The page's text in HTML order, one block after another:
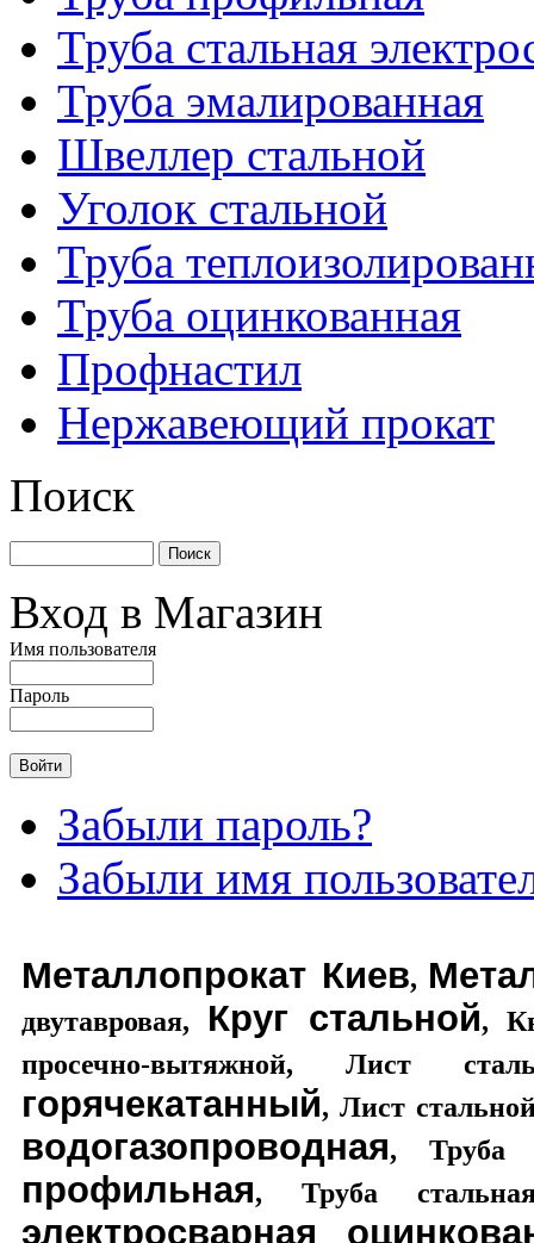
Труба стальная
Труба эмалированная
Швеллер стальной
Уголок стальной
Труба
Труба оцинкованная
Профнастил
Нержавеющий прокат
Поиск
Вход в Магазин
Имя пользователя
Пароль
Забыли пароль?
Забыли имя
Металлопрокат Киев,
двутавровая, Круг стальной,
просечно-вытяжной, Лист
горячекатанный, Лист
водогазопроводная, Труба
профильная, Труба
электросварная